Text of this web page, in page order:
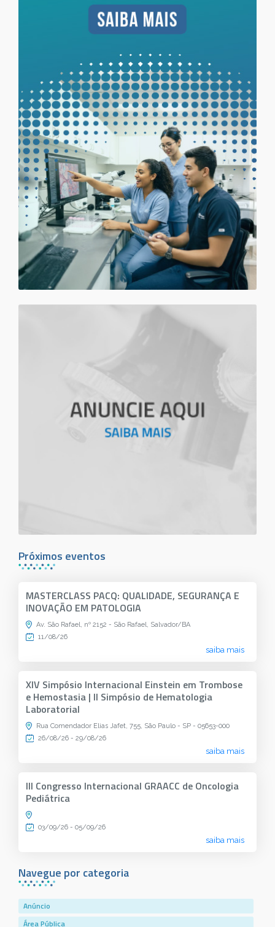
Navegue por categoria
Anúncio
Área Pública
Próximos eventos
MASTERCLASS PACQ: QUALIDADE, SEGURANÇA E
INOVAÇÃO EM PATOLOGIA
Av. São Rafael, nº 2152 - São Rafael, Salvador/BA
11/08/26
saiba mais
XIV Simpósio Internacional Einstein em Trombose
e Hemostasia | II Simpósio de Hematologia
Laboratorial
Rua Comendador Elias Jafet, 755, São Paulo - SP - 05653-000
26/08/26 - 29/08/26
saiba mais
III Congresso Internacional GRAACC de Oncologia
Pediátrica
03/09/26 - 05/09/26
saiba mais